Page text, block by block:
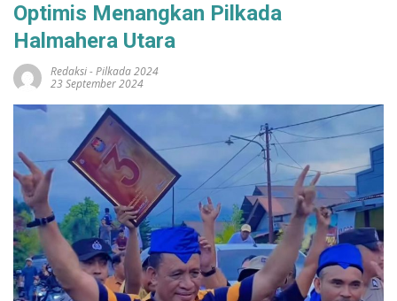
Optimis Menangkan Pilkada
Halmahera Utara
Redaksi-Pilkada 2024
23 September 2024